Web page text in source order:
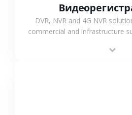
DVR, NVR and 4G NVR
commercial and infrastructure